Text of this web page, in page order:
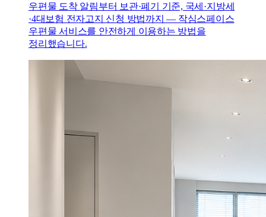
우편물 도착 알림부터 보관·폐기 기준, 국세·지방세
·4대보험 전자고지 신청 방법까지 — 작심스페이스
우편물 서비스를 안전하게 이용하는 방법을
정리했습니다.